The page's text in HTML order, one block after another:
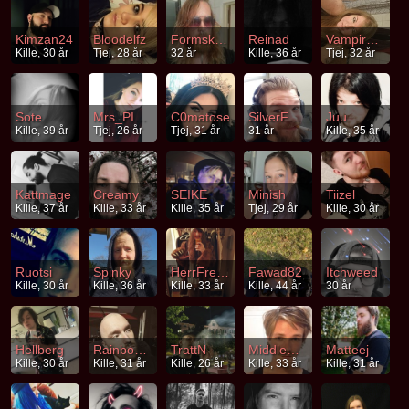
Kimzan24
Kille, 30 år
Bloodelfz
Tjej, 28 år
Formskapelse
32 år
Reinad
Kille, 36 år
VampireSaint
Tjej, 32 år
Sote
Kille, 39 år Tjej, 26 år
C0matose
Tjej, 31 år
SilverFolie
31 år
Juu
Kille, 35 år
Kattmage
Kille, 37 år
Creamy
Kille, 33 år
SEIKE
Kille, 35 år
Minish
Tjej, 29 år
Tiizel
Kille, 30 år
Ruotsi
Kille, 30 år
Spinky
Kille, 36 år
HerrFredrik
Kille, 33 år
Fawad82
Kille, 44 år
Itchweed
30 år
Hellberg
Kille, 30 år
RainbowOfDoom
Kille, 31 år
TrattN
Kille, 26 år
Middleway
Kille, 33 år
Matteej
Kille, 31 år